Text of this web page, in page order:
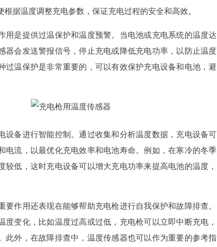
据温度调整充电参数，保证充电过程的安全和高效。
用是提供过温保护和温度预警。当电池或充电系统的温度
器会发送警报信号，停止充电或降低充电功率，以防止温
过温保护是非常重要的，可以有效保护充电设备和电池，
设备进行智能控制。通过收集和分析温度数据，充电设备
电流，以最优化充电效率和电池寿命。例如，在寒冷的冬
较低，这时充电设备可以增大充电功率来提高电池的温度
要作用还表现在能够帮助充电枪进行自我保护和故障排查。
度变化，比如温度过高或过低，充电枪可以立即中断充电
此外，在故障排查中，温度传感器也可以作为重要的参考